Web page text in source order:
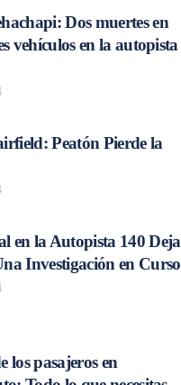
Dos muertes en
vehículos en la autopista
Peatón Pierde la
en la Autopista 140 Deja
Investigación en Curso
los pasajeros en